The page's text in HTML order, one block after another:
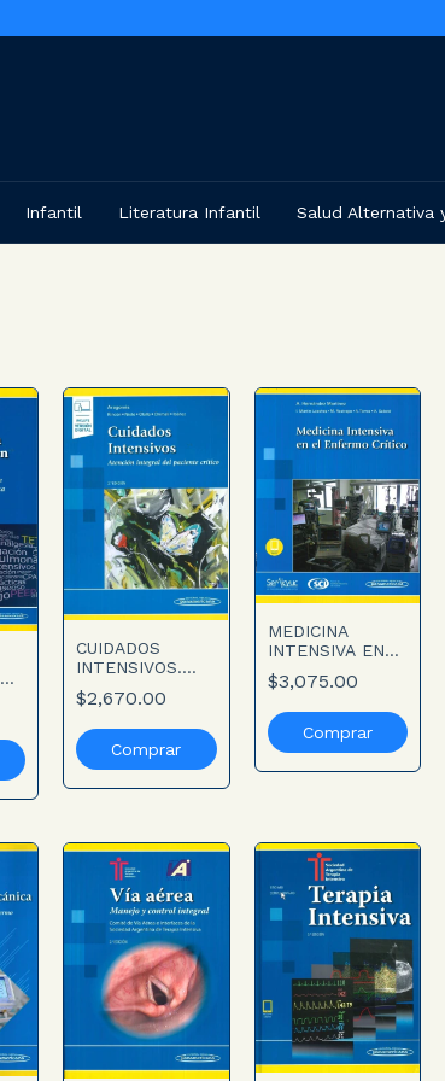
Infantil Literatura Infantil Salud Alternativa
CUIDADOS
INTENSIVOS.
ATENCION
INTEGRAL AL
PACIENTE
CRITICO. 2aED.
Incluye Libro
$2,670.00
MEDICINA
INTENSIVA EN
EL ENFERMO
CRITICO. Incluye
Libro Digital
$3,075.00